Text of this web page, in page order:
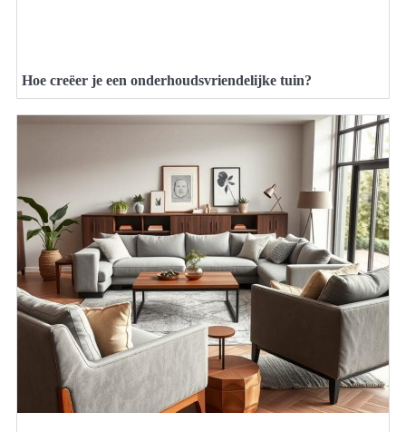
Hoe creëer je een onderhoudsvriendelijke tuin?